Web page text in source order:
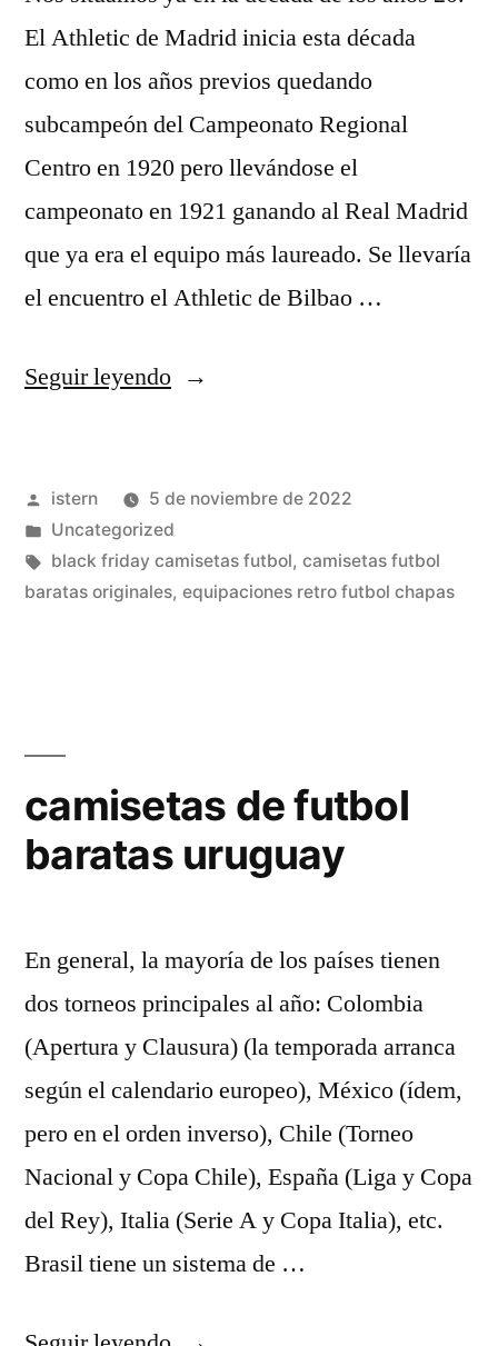
El Athletic de Madrid inicia esta década
como en los años previos quedando
subcampeón del Campeonato Regional
Centro en 1920 pero llevándose el
campeonato en 1921 ganando al Real Madrid
que ya era el equipo más laureado. Se llevaría
el encuentro el Athletic de Bilbao …
Seguir leyendo«impresion
toledo»
Publicado
por
istern
5 de noviembre de 2022
Publicado
en
Uncategorized
Etiquetas:
black friday camisetas futbol, camisetas futbol
baratas originales, equipaciones retro futbol chapas
camisetas de futbol
baratas uruguay
En general, la mayoría de los países tienen
dos torneos principales al año: Colombia
(Apertura y Clausura) (la temporada arranca
según el calendario europeo), México (ídem,
pero en el orden inverso), Chile (Torneo
Nacional y Copa Chile), España (Liga y Copa
del Rey), Italia (Serie A y Copa Italia), etc.
Brasil tiene un sistema de …